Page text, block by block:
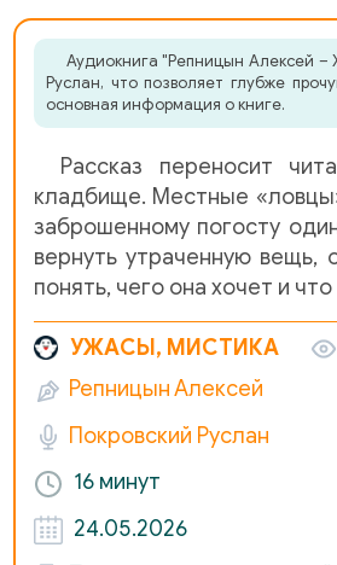
Аудиокнига "Репницын Алексей –
Руслан, что позволяет глубже
основная информация о книге.
Рассказ переносит
кладбище. Местные
заброшенному погосту
вернуть утраченную вещь,
понять, чего она хочет и
УЖАСЫ, МИСТИКА
Репницын Алексей
Покровский Руслан
16 минут
24.05.2026